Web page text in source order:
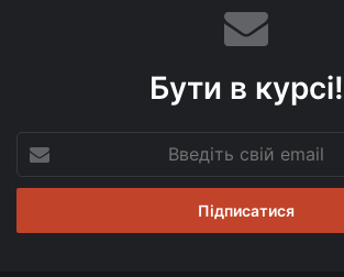
Бути в курсі!
свій
email